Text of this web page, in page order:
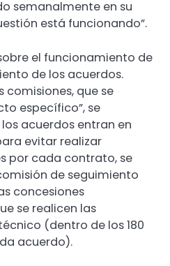
semanalmente en su
está funcionando”.
el funcionamiento de
de los acuerdos.
comisiones, que se
específico”, se
acuerdos entran en
evitar realizar
por cada contrato, se
de seguimiento
concesiones
se realicen las
(dentro de los 180
acuerdo).